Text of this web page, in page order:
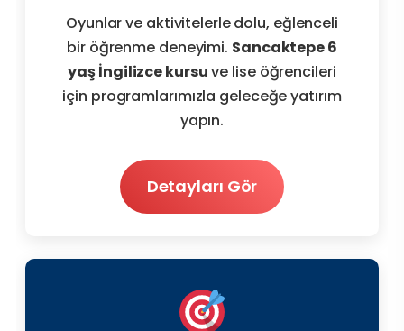
Oyunlar ve aktivitelerle dolu, eğlenceli
bir öğrenme deneyimi. Sancaktepe 6
yaş İngilizce kursuve lise öğrencileri
için programlarımızla geleceğe yatırım
yapın.
Detayları Gör